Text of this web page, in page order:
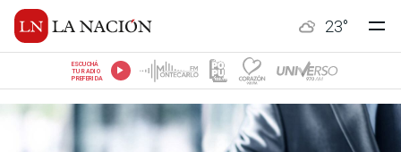
23°
ESCUCHÁ
TU RADIO
PREFERIDA